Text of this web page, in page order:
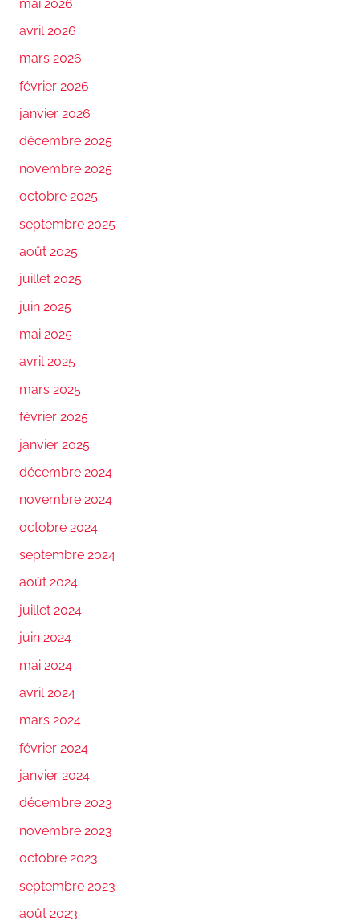
mai 2026
avril 2026
mars 2026
février 2026
janvier 2026
décembre 2025
novembre 2025
octobre 2025
septembre 2025
août 2025
juillet 2025
juin 2025
mai 2025
avril 2025
mars 2025
février 2025
janvier 2025
décembre 2024
novembre 2024
octobre 2024
septembre 2024
août 2024
juillet 2024
juin 2024
mai 2024
avril 2024
mars 2024
février 2024
janvier 2024
décembre 2023
novembre 2023
octobre 2023
septembre 2023
août 2023